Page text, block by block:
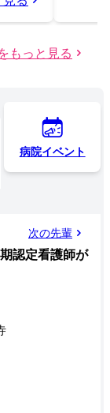
もっと見る
病院イベント
次の先輩
認定看護師が